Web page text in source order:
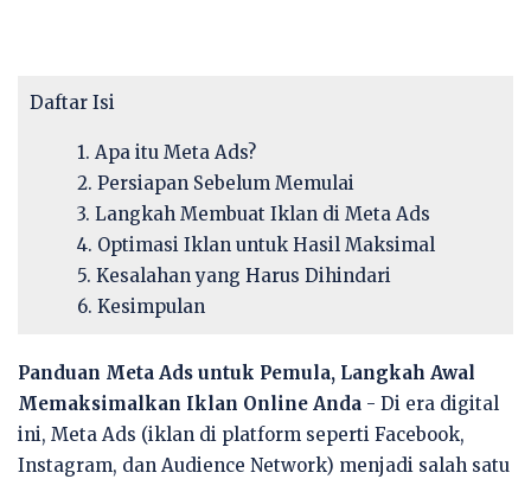
Daftar Isi
1. Apa itu Meta Ads?
2. Persiapan Sebelum Memulai
3. Langkah Membuat Iklan di Meta Ads
4. Optimasi Iklan untuk Hasil Maksimal
5. Kesalahan yang Harus Dihindari
6. Kesimpulan
Panduan Meta Ads untuk Pemula, Langkah Awal
Memaksimalkan Iklan Online Anda - Di era digital
ini, Meta Ads (iklan di platform seperti Facebook,
Instagram, dan Audience Network) menjadi salah satu